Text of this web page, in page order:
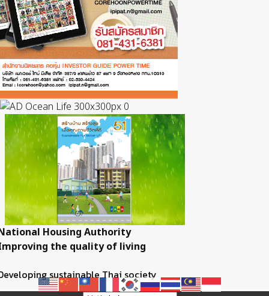
Housing Authority
the quality of living
sustainable Thai society